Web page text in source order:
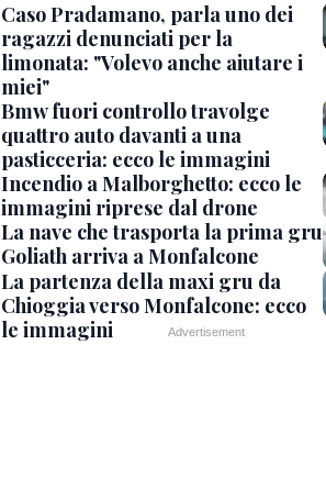
Caso Pradamano, parla uno dei
ragazzi denunciati per la
limonata: "Volevo anche aiutare i
miei"
Bmw fuori controllo travolge
quattro auto davanti a una
pasticceria: ecco le immagini
Incendio a Malborghetto: ecco le
immagini riprese dal drone
La nave che trasporta la prima gru
Goliath arriva a Monfalcone
La partenza della maxi gru da
Chioggia verso Monfalcone: ecco
le immagini